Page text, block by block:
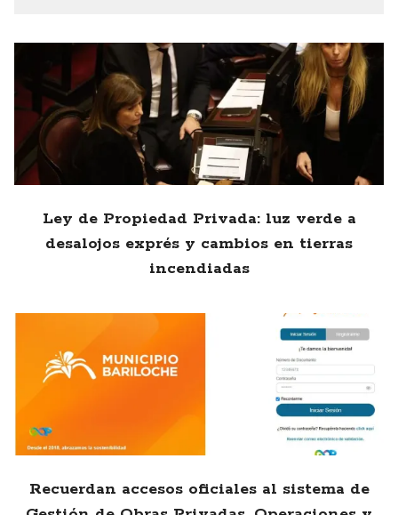
Ley de Propiedad Privada: luz verde a
desalojos exprés y cambios en tierras
incendiadas
Recuerdan accesos oficiales al sistema de